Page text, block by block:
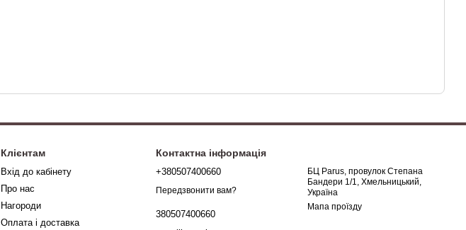
Клієнтам
Вхід до кабінету
Про нас
Нагороди
Оплата і доставка
Контактна інформація
+380507400660
Передзвонити вам?
380507400660
БЦ Parus, провулок Степана
Бандери 1/1, Хмельницький,
Україна
Мапа проїзду